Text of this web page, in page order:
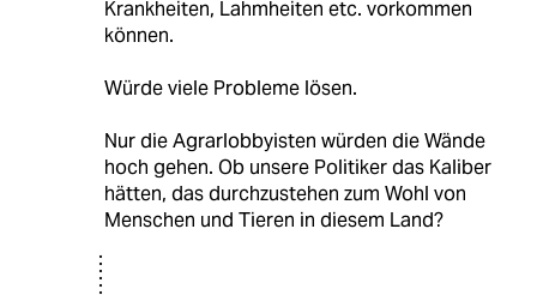
Krankheiten, Lahmheiten etc. vorkommen
können.
Würde viele Probleme lösen.
Nur die Agrarlobbyisten würden die Wände
hoch gehen. Ob unsere Politiker das Kaliber
hätten, das durchzustehen zum Wohl von
Menschen und Tieren in diesem Land?